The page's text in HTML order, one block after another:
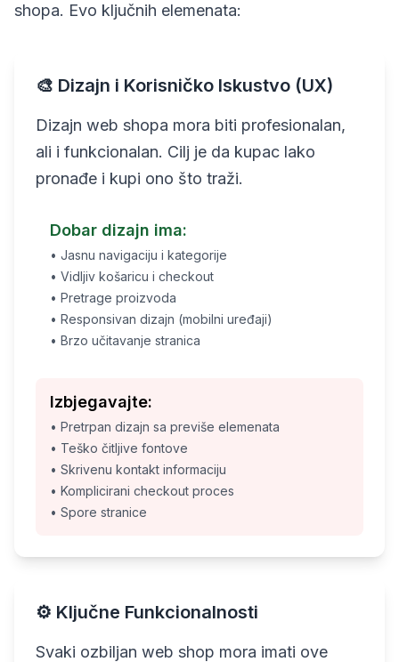
shopa. Evo ključnih elemenata:
🎨 Dizajn i Korisničko Iskustvo (UX)
Dizajn web shopa mora biti profesionalan,
ali i funkcionalan. Cilj je da kupac lako
pronađe i kupi ono što traži.
Dobar dizajn ima:
• Jasnu navigaciju i kategorije
• Vidljiv košaricu i checkout
• Pretrage proizvoda
• Responsivan dizajn (mobilni uređaji)
• Brzo učitavanje stranica
Izbjegavajte:
• Pretrpan dizajn sa previše elemenata
• Teško čitljive fontove
• Skrivenu kontakt informaciju
• Komplicirani checkout proces
• Spore stranice
⚙️ Ključne Funkcionalnosti
Svaki ozbiljan web shop mora imati ove